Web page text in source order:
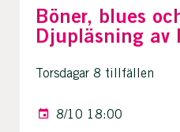
Böner, blues
Djupläsning av
Torsdagar 8 tillfällen
8/10 18:00